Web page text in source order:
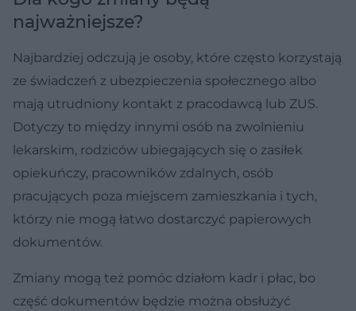
najważniejsze?
Najbardziej odczują je osoby, które często korzystają
ze świadczeń z ubezpieczenia społecznego albo
mają utrudniony kontakt z pracodawcą lub ZUS.
Dotyczy to między innymi osób na zwolnieniu
lekarskim, rodziców ubiegających się o zasiłek
opiekuńczy, pracowników zdalnych, osób
pracujących poza miejscem zamieszkania i tych,
którzy nie mogą łatwo dostarczyć papierowych
dokumentów.
Zmiany mogą też pomóc działom kadr i płac, bo
część dokumentów będzie można obsłużyć